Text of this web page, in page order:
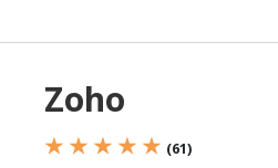
Zoho
★ ★ ★ ★ ★ (61)